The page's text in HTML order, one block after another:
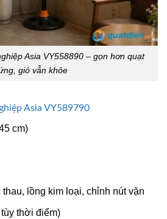
Asia VY558890 – gọn hơn quạt
gió vẫn khỏe
Asia VY589790
cm)
thau, lồng kim loại, chỉnh nút vặn
thời điểm)